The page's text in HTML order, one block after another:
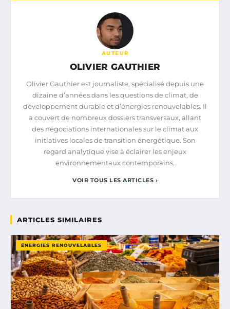
AUTEUR
OLIVIER GAUTHIER
Olivier Gauthier est journaliste, spécialisé depuis une
dizaine d’années dans les questions de climat, de
développement durable et d’énergies renouvelables. Il
a couvert de nombreux dossiers transversaux, allant
des négociations internationales sur le climat aux
initiatives locales de transition énergétique. Son
regard analytique vise à éclairer les enjeux
environnementaux contemporains.
VOIR TOUS LES ARTICLES ›
ARTICLES SIMILAIRES
ÉNERGIES RENOUVELABLES